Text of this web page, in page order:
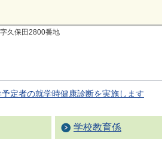
久保田2800番地
定者の就学時健康診断を実施します
学校教育係